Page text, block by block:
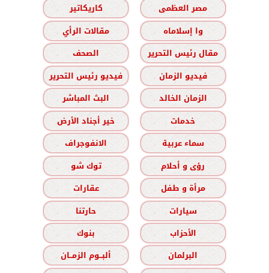
مصر العظمى
كاريكاتير
وا إسلاماه
مقالات الرأي
مقال رئيس التحرير
الصحف
فيديو الزمان
فيديو رئيس التحرير
الزمان الخالد
البث المباشر
خدمات
خير أجناد الأرض
سماء عربية
الانفوجراف
رؤى و أحلام
توك شو
مرأة و طفل
عقارات
سيارات
حارتنا
الأحزاب
بنوك
البرلمان
ألبــوم الزمــان